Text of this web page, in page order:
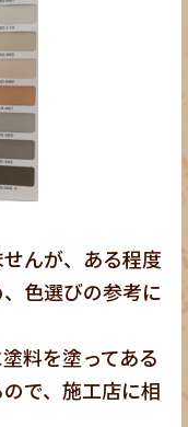
んが、ある程度
色選びの参考に
料を塗ってある
で、施工店に相